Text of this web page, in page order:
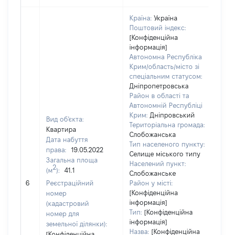
6
Вид об'єкта:
Квартира
Дата набуття
права:
19.05.2022
Загальна площа
(м2):
41.1
Реєстраційний
номер
(кадастровий
номер для
земельної ділянки):
Країна: Україна
Поштовий індекс:
[Конфіденційна
інформація]
Автономна Республіка
Крим/область/місто зі
спеціальним статусом:
Дніпропетровська
Район в області та
Автономній Республіці
Крим: Дніпровський
Територіальна громада:
Слобожанська
Тип населеного пункту:
Селище міського типу
Населений пункт:
Слобожанське
Район у місті:
[Конфіденційна
інформація]
Тип: [Конфіденційна
інформація]
Назва: [Конфіденційна